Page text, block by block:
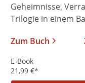
Geheimnisse,
Trilogie in einem
Zum Buch
E-Book
21,99 €*